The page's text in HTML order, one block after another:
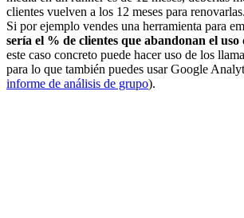
clientes vuelven a los 12 meses para renovarlas.
Si por ejemplo vendes una herramienta para
sería el % de clientes que abandonan el
este caso concreto puede hacer uso de los
para lo que también puedes usar Google
informe de análisis de grupo).